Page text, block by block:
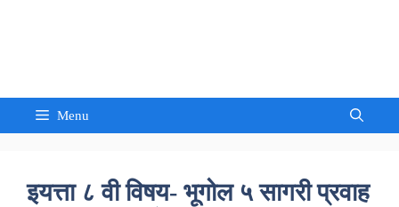
Menu
इयत्ता ८ वी विषय- भूगोल ५ सागरी प्रवाह